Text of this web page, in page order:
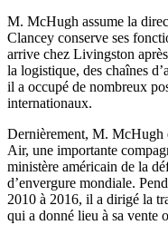
M. McHugh assume la
Clancey conserve ses
arrive chez Livingston
la logistique, des chaînes
il a occupé de nombreux
internationaux.
Dernièrement, M. McHugh
Air, une importante
ministère américain de la
d’envergure mondiale.
2010 à 2016, il a dirigé la
qui a donné lieu à sa vente